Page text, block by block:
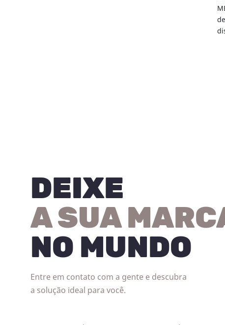
DEIXE
A SUA
NO MUNDO
Entre em contato com a gente e descubra
a solução ideal para você.